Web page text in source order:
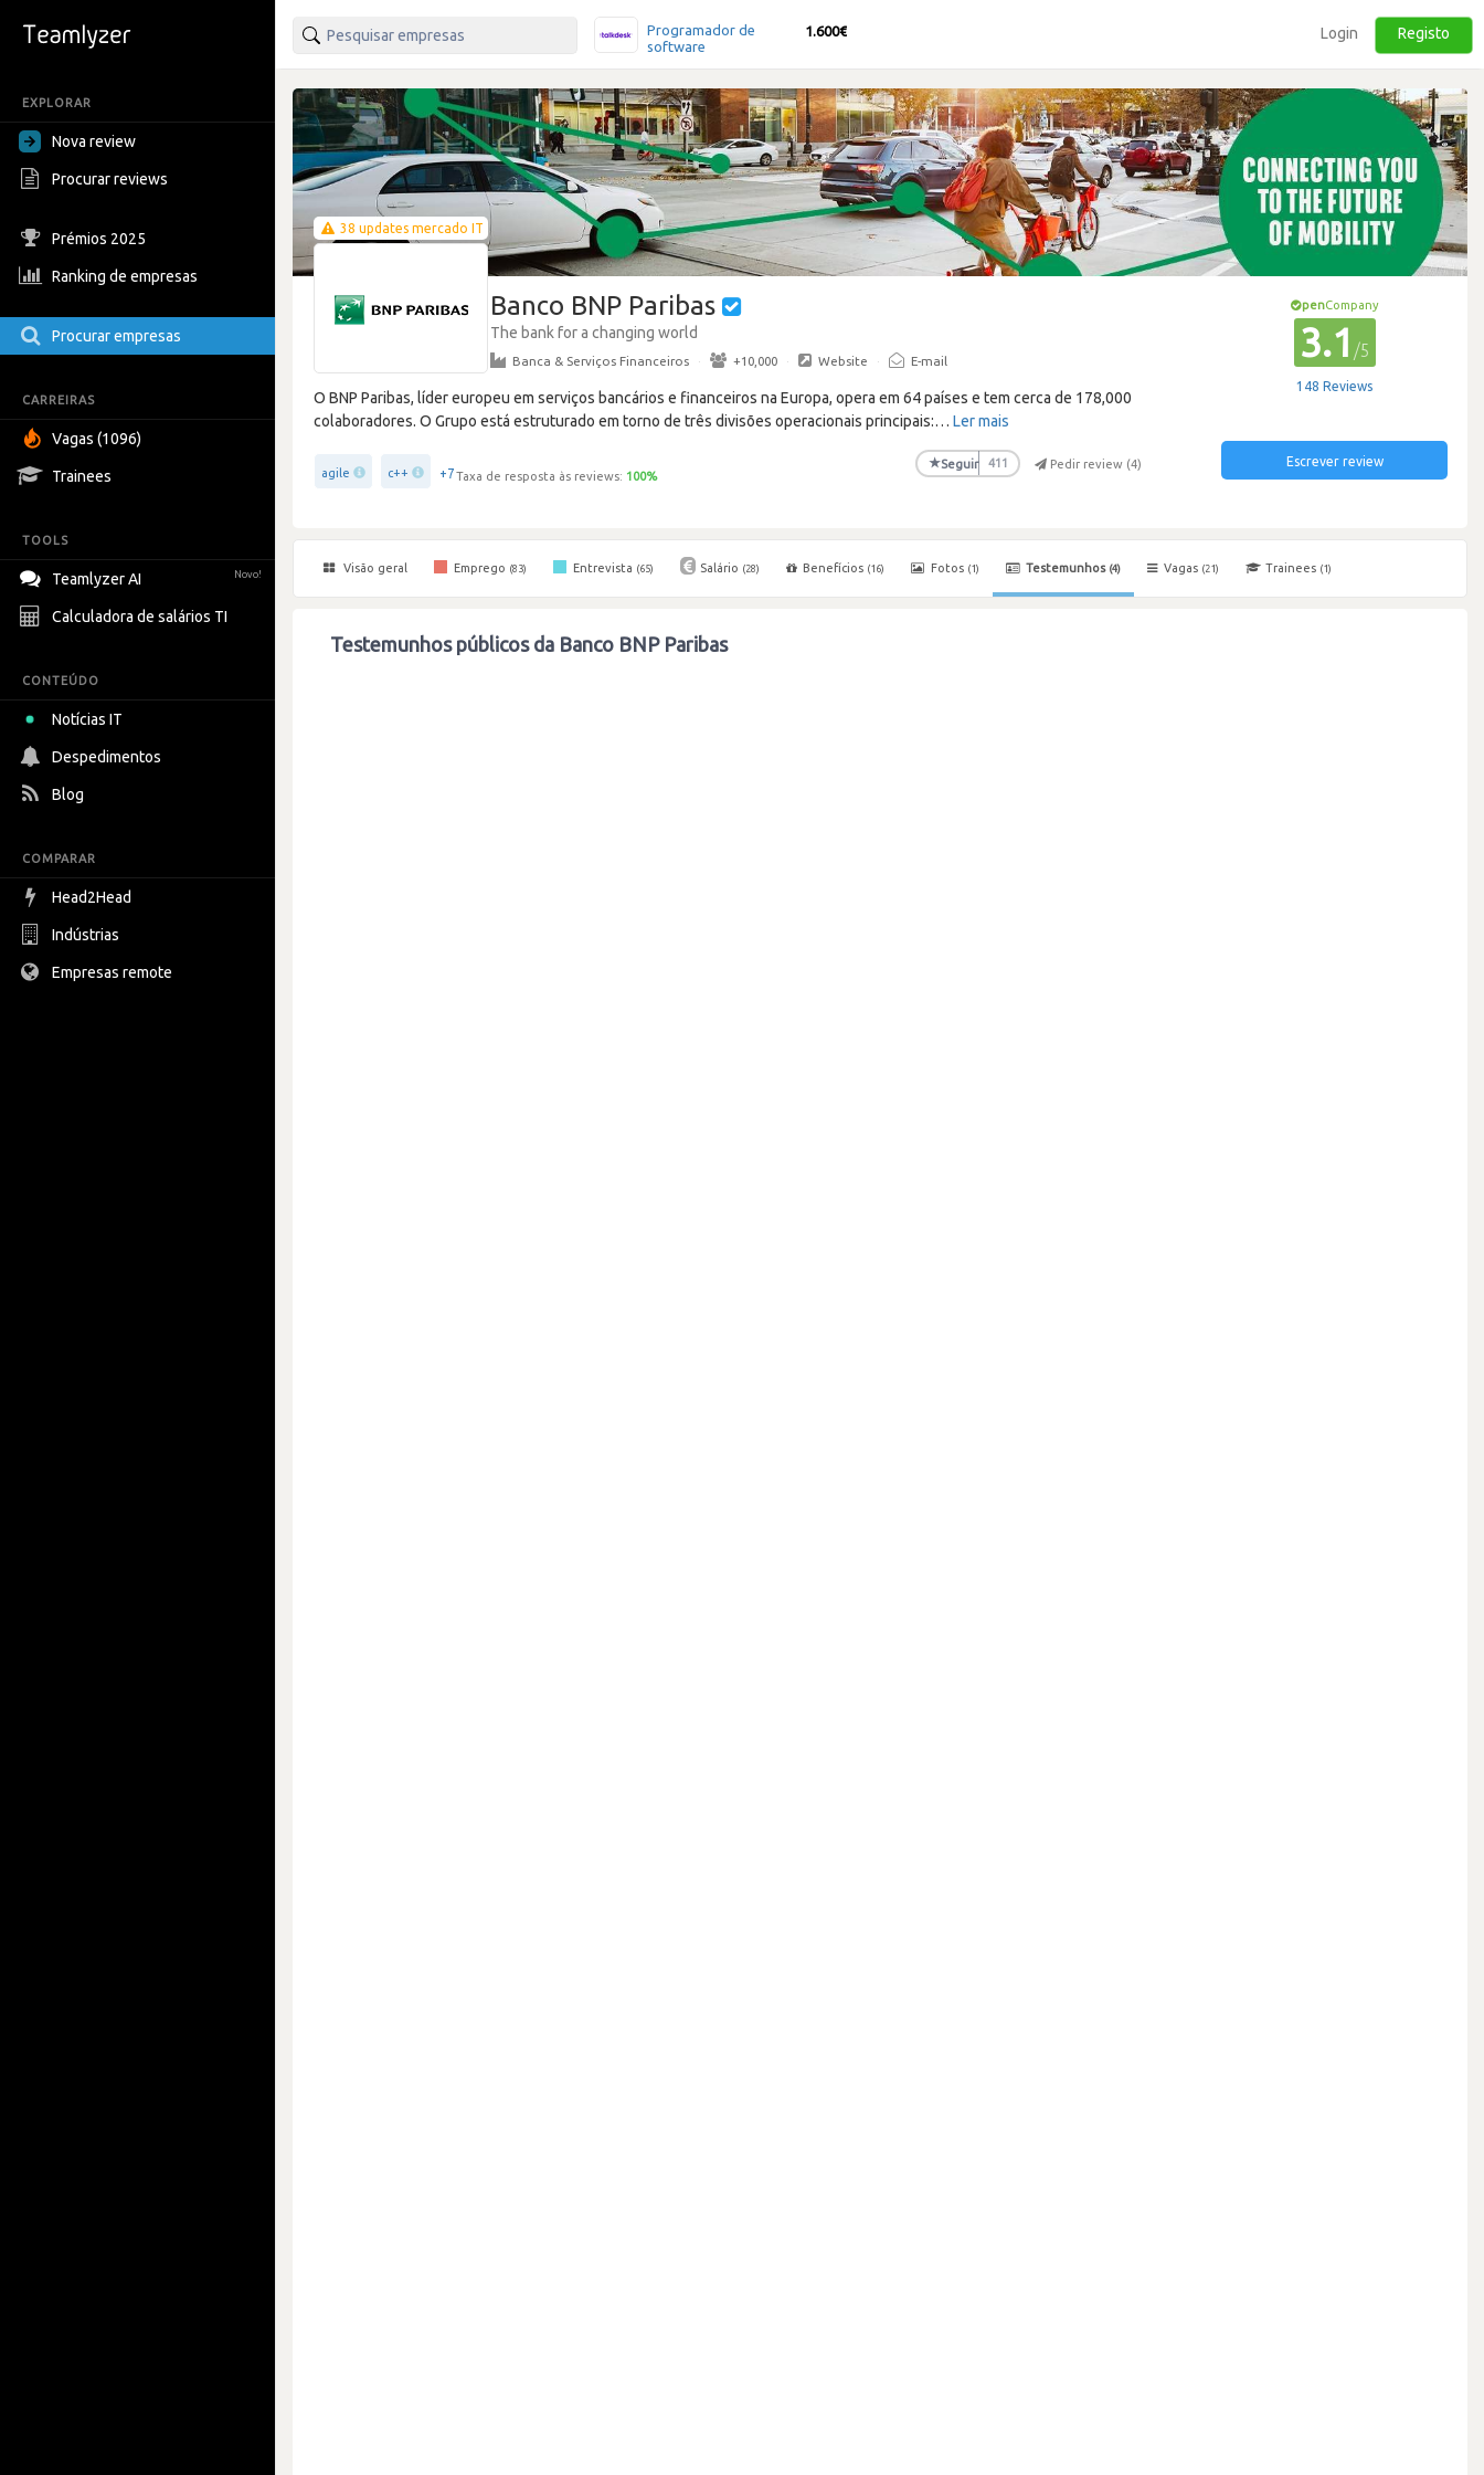
EXPLORAR
Nova review
Procurar reviews
Prémios 2025
Ranking de empresas
Procurar empresas
CARREIRAS
Vagas (1096)
Trainees
TOOLS
Teamlyzer AI Novo!
Calculadora de salários TI
CONTEÚDO
Notícias IT
Despedimentos
Blog
COMPARAR
Head2Head
Indústrias
Empresas remote
Programador de
software
1.600€ Login Registo
38 updates mercado IT
Banco BNP Paribas
The bank for a changing world
Banca & Serviços Financeiros · +10,000 · Website · E-mail
O BNP Paribas, líder europeu em serviços bancários e financeiros na Europa, opera em 64 países e tem cerca de 178,000
colaboradores. O Grupo está estruturado em torno de três divisões operacionais principais:… Ler mais
agile c++ +7Taxa de resposta às reviews: 100%
★Seguir 411 Pedir review (4)
penCompany
3.1 /5
148 Reviews
Escrever review
Visão geral Emprego (83) Entrevista (65) Salário (28) Benefícios (16) Fotos (1) Testemunhos (4) Vagas (21) Trainees (1)
Testemunhos públicos da Banco BNP Paribas